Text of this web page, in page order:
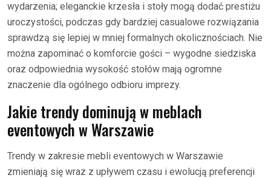
wydarzenia; eleganckie krzesła i stoły mogą dodać prestiżu
uroczystości, podczas gdy bardziej casualowe rozwiązania
sprawdzą się lepiej w mniej formalnych okolicznościach. Nie
można zapominać o komforcie gości – wygodne siedziska
oraz odpowiednia wysokość stołów mają ogromne
znaczenie dla ogólnego odbioru imprezy.
Jakie trendy dominują w meblach
eventowych w Warszawie
Trendy w zakresie mebli eventowych w Warszawie
zmieniają się wraz z upływem czasu i ewolucją preferencji